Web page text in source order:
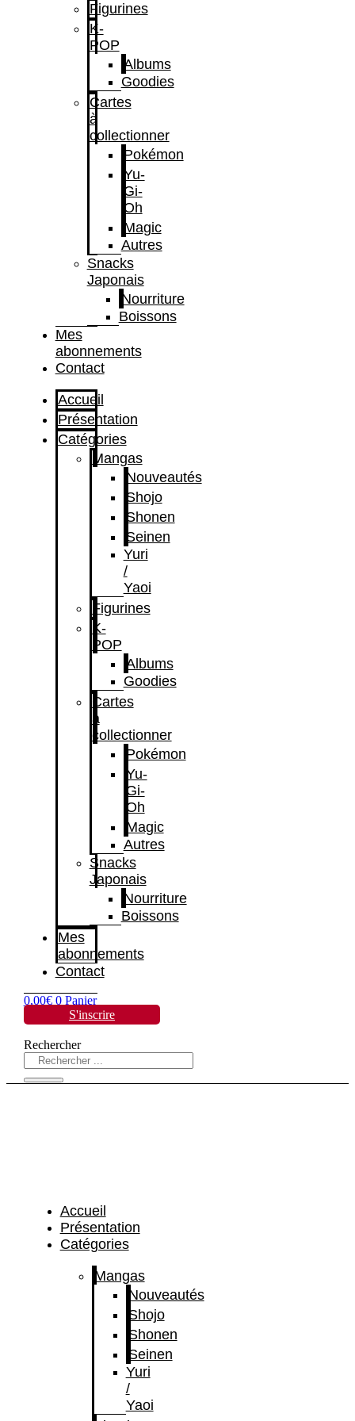
Figurines
K-
POP
Albums
Goodies
Cartes
à
collectionner
Pokémon
Yu-
Gi-
Oh
Magic
Autres
Snacks
Japonais
Nourriture
Boissons
Mes
abonnements
Contact
Accueil
Présentation
Catégories
Mangas
Nouveautés
Shojo
Shonen
Seinen
Yuri
/
Yaoi
Figurines
K-
POP
Albums
Goodies
Cartes
à
collectionner
Pokémon
Yu-
Gi-
Oh
Magic
Autres
Snacks
Japonais
Nourriture
Boissons
Mes
abonnements
Contact
0,00€ 0 Panier
S'inscrire
Rechercher
Accueil
Présentation
Catégories
Mangas
Nouveautés
Shojo
Shonen
Seinen
Yuri
/
Yaoi